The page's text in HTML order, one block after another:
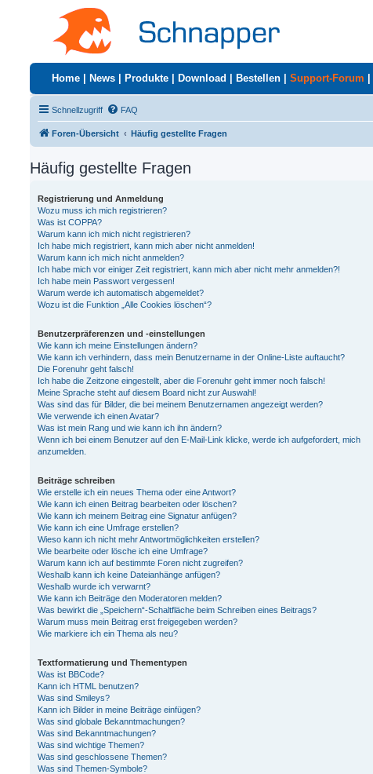
Home News Produkte Download Bestellen Support-Forum
Schnellzugriff FAQ
Foren-Übersicht Häufig gestellte Fragen
Häufig gestellte Fragen
Registrierung und Anmeldung
Wozu muss ich mich registrieren?
Was ist COPPA?
Warum kann ich mich nicht registrieren?
Ich habe mich registriert, kann mich aber nicht anmelden!
Warum kann ich mich nicht anmelden?
Ich habe mich vor einiger Zeit registriert, kann mich aber nicht mehr anmelden?!
Ich habe mein Passwort vergessen!
Warum werde ich automatisch abgemeldet?
Wozu ist die Funktion „Alle Cookies löschen“?
Benutzerpräferenzen und -einstellungen
Wie kann ich meine Einstellungen ändern?
Wie kann ich verhindern, dass mein Benutzername in der Online-Liste auftaucht?
Die Forenuhr geht falsch!
Ich habe die Zeitzone eingestellt, aber die Forenuhr geht immer noch falsch!
Meine Sprache steht auf diesem Board nicht zur Auswahl!
Was sind das für Bilder, die bei meinem Benutzernamen angezeigt werden?
Wie verwende ich einen Avatar?
Was ist mein Rang und wie kann ich ihn ändern?
Wenn ich bei einem Benutzer auf den E-Mail-Link klicke, werde ich aufgefordert, mich
anzumelden.
Beiträge schreiben
Wie erstelle ich ein neues Thema oder eine Antwort?
Wie kann ich einen Beitrag bearbeiten oder löschen?
Wie kann ich meinem Beitrag eine Signatur anfügen?
Wie kann ich eine Umfrage erstellen?
Wieso kann ich nicht mehr Antwortmöglichkeiten erstellen?
Wie bearbeite oder lösche ich eine Umfrage?
Warum kann ich auf bestimmte Foren nicht zugreifen?
Weshalb kann ich keine Dateianhänge anfügen?
Weshalb wurde ich verwarnt?
Wie kann ich Beiträge den Moderatoren melden?
Was bewirkt die „Speichern“-Schaltfläche beim Schreiben eines Beitrags?
Warum muss mein Beitrag erst freigegeben werden?
Wie markiere ich ein Thema als neu?
Textformatierung und Thementypen
Was ist BBCode?
Kann ich HTML benutzen?
Was sind Smileys?
Kann ich Bilder in meine Beiträge einfügen?
Was sind globale Bekanntmachungen?
Was sind Bekanntmachungen?
Was sind wichtige Themen?
Was sind geschlossene Themen?
Was sind Themen-Symbole?